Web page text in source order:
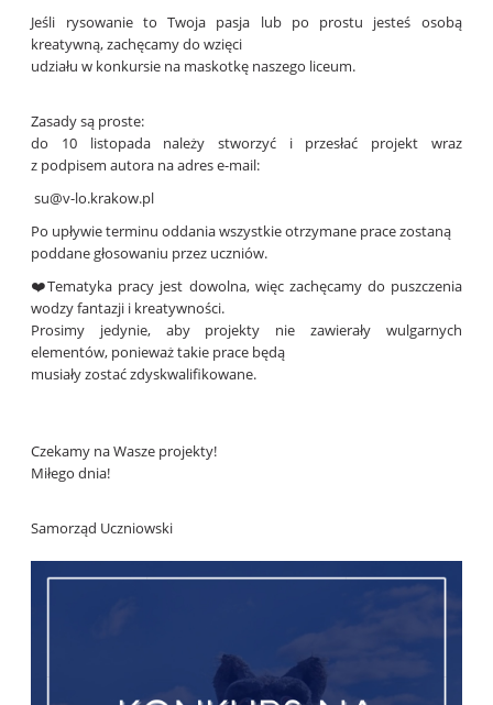
Jeśli rysowanie to Twoja pasja lub po prostu jesteś osobą
kreatywną, zachęcamy do wzięci
udziału w konkursie na maskotkę naszego liceum.
Zasady są proste:
do 10 listopada należy stworzyć i przesłać projekt wraz
z podpisem autora na adres e-mail:
su@v-lo.krakow.pl
Po upływie terminu oddania wszystkie otrzymane prace zostaną
poddane głosowaniu przez uczniów.
❤️Tematyka pracy jest dowolna, więc zachęcamy do puszczenia
wodzy fantazji i kreatywności.
Prosimy jedynie, aby projekty nie zawierały wulgarnych
elementów, ponieważ takie prace będą
musiały zostać zdyskwalifikowane.
Czekamy na Wasze projekty!
Miłego dnia!
Samorząd Uczniowski